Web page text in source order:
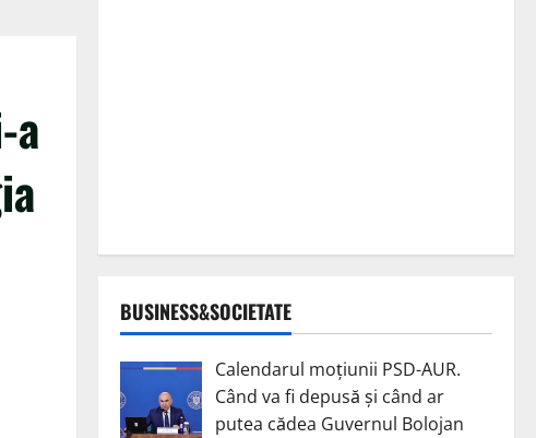
a
BUSINESS&SOCIETATE
Calendarul moțiunii PSD-AUR.
Când va fi depusă și când ar
putea cădea Guvernul Bolojan